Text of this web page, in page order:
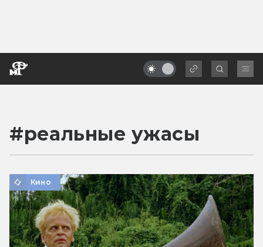
#реальные ужасы
Кино